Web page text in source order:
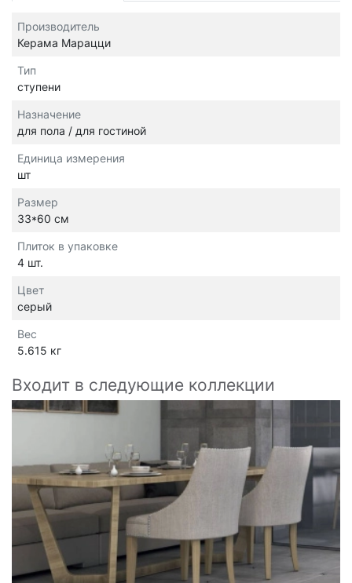
Производитель
Керама Марацци
Тип
ступени
Назначение
для пола / для гостиной
Единица измерения
шт
Размер
33*60 см
Плиток в упаковке
4 шт.
Цвет
серый
Вес
5.615 кг
Входит в следующие коллекции